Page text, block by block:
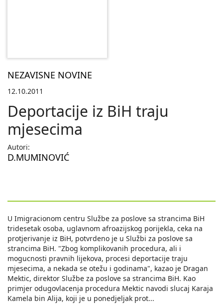
NEZAVISNE NOVINE
12.10.2011
Deportacije iz BiH traju
mjesecima
Autori:
D.MUMINOVIĆ
U Imigracionom centru Službe za poslove sa strancima BiH
tridesetak osoba, uglavnom afroazijskog porijekla, ceka na
protjerivanje iz BiH, potvrdeno je u Službi za poslove sa
strancima BiH. "Zbog komplikovanih procedura, ali i
mogucnosti pravnih lijekova, procesi deportacije traju
mjesecima, a nekada se otežu i godinama", kazao je Dragan
Mektic, direktor Službe za poslove sa strancima BiH. Kao
primjer odugovlacenja procedura Mektic navodi slucaj Karaja
Kamela bin Alija, koji je u ponedjeljak prot...